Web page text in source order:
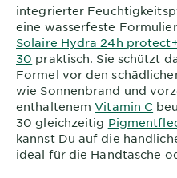
integrierter
eine wasserfeste
Solaire Hydra 24h
30 praktisch. Sie schützt
Formel vor den
wie Sonnenbrand und
enthaltenemVitamin C
30 gleichzeitig
kannst Du auf die
ideal für die Handtasche